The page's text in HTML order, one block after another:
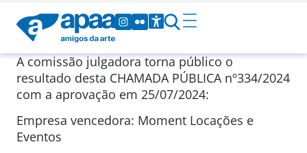
A comissão julgadora torna público o
resultado desta CHAMADA PÚBLICA nº334/2024
com a aprovação em 25/07/2024:
Empresa vencedora: Moment Locações e
Eventos